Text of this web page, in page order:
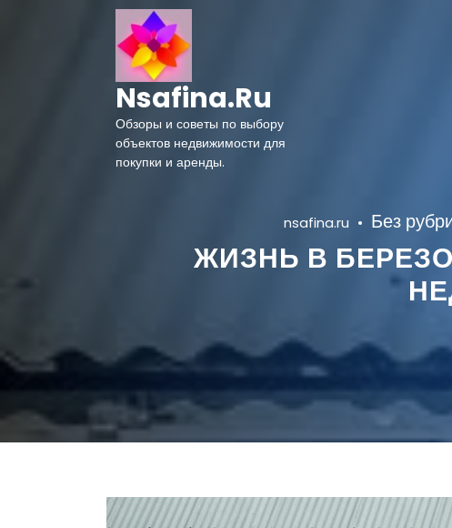
Nsafina.ru
Обзоры и советы по выбору
объектов недвижимости для
покупки и аренды.
nsafina.ru Без
ЖИЗНЬ В